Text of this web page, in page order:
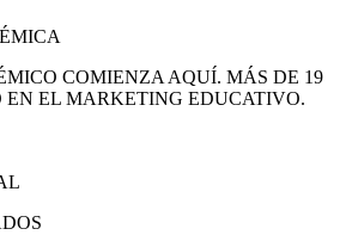
COMIENZA AQUÍ. MÁS DE 19
EL MARKETING EDUCATIVO.